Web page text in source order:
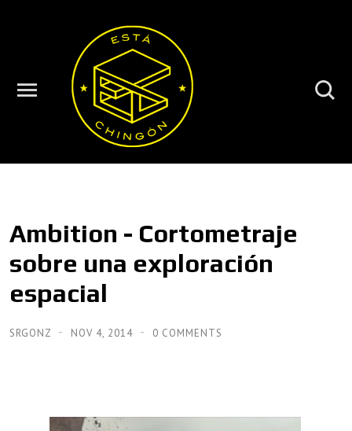
Ambition - Cortometraje
sobre una exploración
espacial
SRGONZ NOV 4, 2014 0 COMMENTS